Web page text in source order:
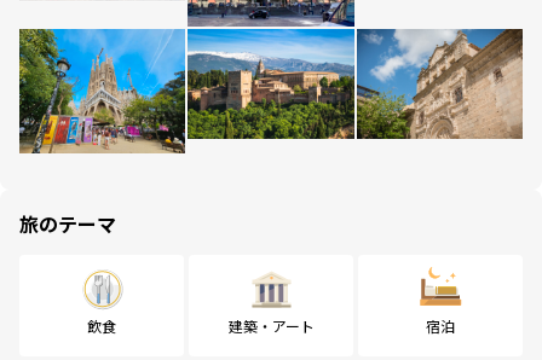
旅のテーマ
飲食 建築・アート 宿泊